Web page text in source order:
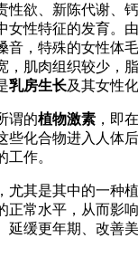
性欲、新陈代谢、
女性特征的发育。
音，特殊的女性体
，肌肉组织较少，
乳房生长及其女性
谓的植物激素 ，即
些化合物进入人体
作。
尤其是其中的一种
正常水平，从而影
延缓更年期、改善